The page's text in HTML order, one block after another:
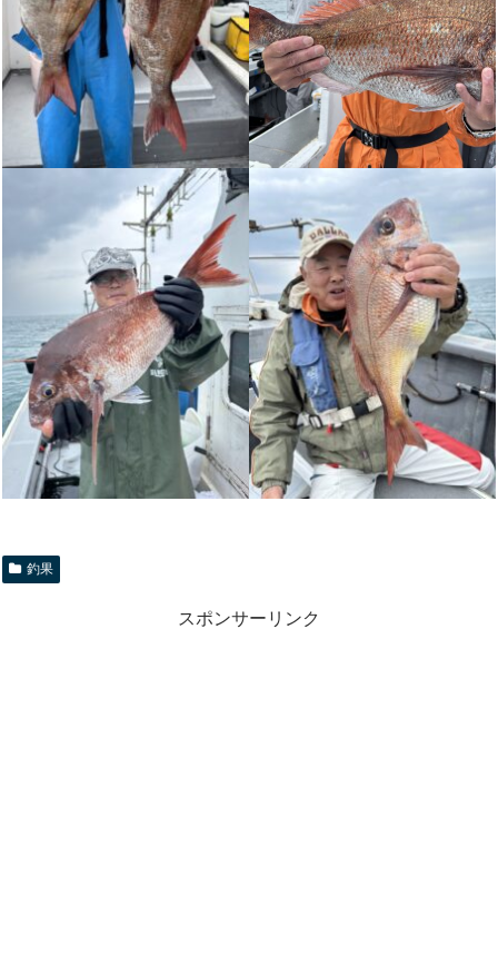
釣果
スポンサーリンク